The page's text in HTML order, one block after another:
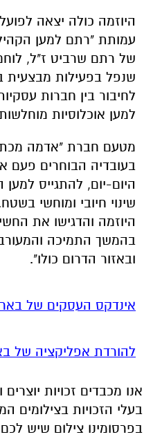
היוזמה כולה יצאה
עמותת "רתם למען
של רתם שרביט ז"ל,
שנפל בפעילות מבצעית
לחיבור בין חברות
למען אוכלוסיות
מטעם חברת "אדמה
בעובדיה הבוחרים
היום-יום, להתגייס
שינוי חיובי ומוחשי
היוזמה והדגישו את
בהמשך התמיכה
ובאזור הדרום כולו".
אינדקס העסקים של
להורדת אפליקציה של
אנו מכבדים זכויות
בעלי הזכויות בצילומים
בפרסומינו צילום שיש